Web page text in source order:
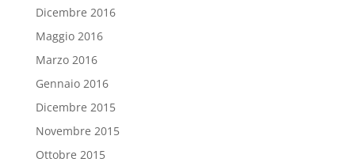
Dicembre 2016
Maggio 2016
Marzo 2016
Gennaio 2016
Dicembre 2015
Novembre 2015
Ottobre 2015